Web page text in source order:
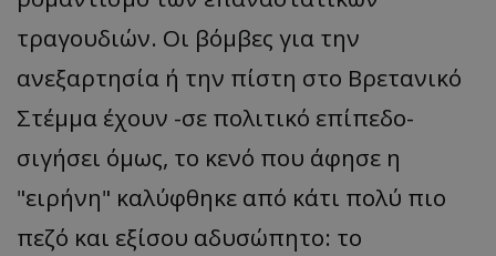
τραγουδιών. Οι βόμβες για την
ανεξαρτησία ή την πίστη στο Βρετανικό
Στέμμα έχουν -σε πολιτικό επίπεδο-
σιγήσει όμως, το κενό που άφησε η
"ειρήνη" καλύφθηκε από κάτι πολύ πιο
πεζό και εξίσου αδυσώπητο: το